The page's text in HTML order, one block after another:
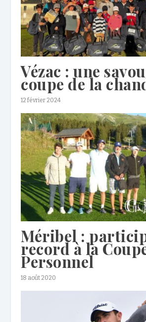
Vézac : une
coupe de la
12 février 2024
Méribel :
record à la
Personnel
18 août 2020